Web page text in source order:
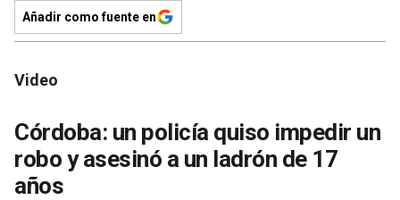
Añadir como fuente en
Video
Córdoba: un policía quiso impedir un
robo y asesinó a un ladrón de 17
años